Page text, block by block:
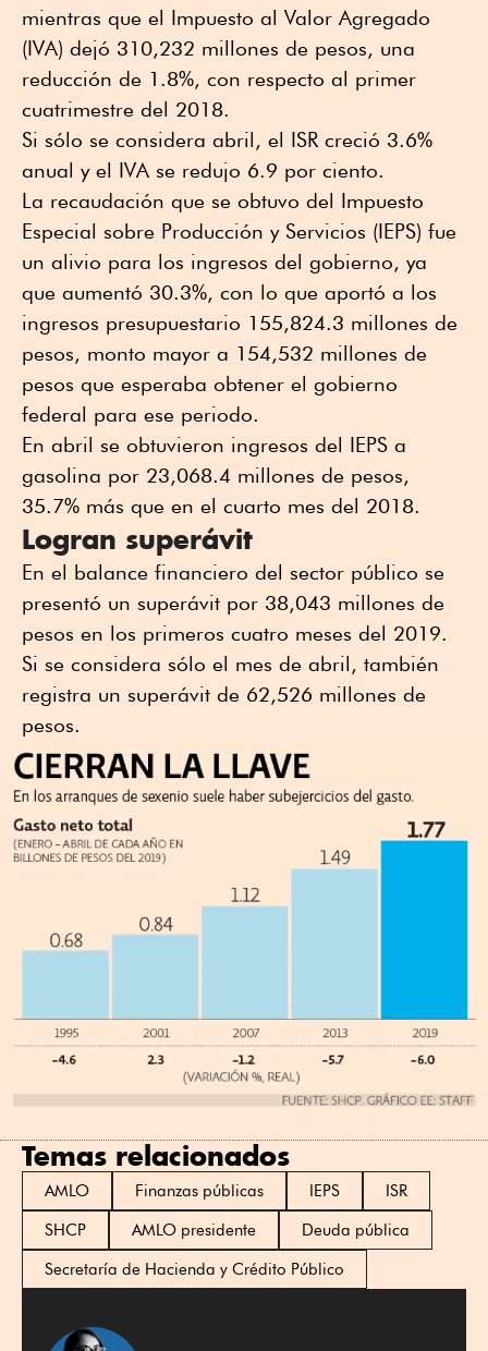
mientras que el Impuesto al Valor Agregado
(IVA) dejó 310,232 millones de pesos, una
reducción de 1.8%, con respecto al primer
cuatrimestre del 2018.
Si sólo se considera abril, el ISR creció 3.6%
anual y el IVA se redujo 6.9 por ciento.
La recaudación que se obtuvo del Impuesto
Especial sobre Producción y Servicios (IEPS) fue
un alivio para los ingresos del gobierno, ya
que aumentó 30.3%, con lo que aportó a los
ingresos presupuestario 155,824.3 millones de
pesos, monto mayor a 154,532 millones de
pesos que esperaba obtener el gobierno
federal para ese periodo.
En abril se obtuvieron ingresos del IEPS a
gasolina por 23,068.4 millones de pesos,
35.7% más que en el cuarto mes del 2018.
Logran superávit
En el balance financiero del sector público se
presentó un superávit por 38,043 millones de
pesos en los primeros cuatro meses del 2019.
Si se considera sólo el mes de abril, también
registra un superávit de 62,526 millones de
pesos.
Temas relacionados
AMLO Finanzas públicas IEPS
ISR
SHCP
AMLO presidente
Deuda pública
Secretaría de Hacienda y Crédito Público